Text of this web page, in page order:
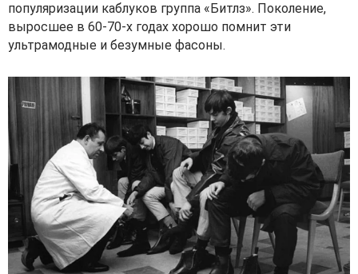
популяризации каблуков группа «Битлз». Поколение,
выросшее в 60-70-х годах хорошо помнит эти
ультрамодные и безумные фасоны.